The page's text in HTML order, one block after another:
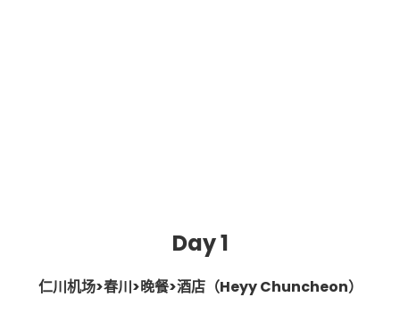
Day 1
仁川机场>春川>晚餐>酒店（Heyy Chuncheon）